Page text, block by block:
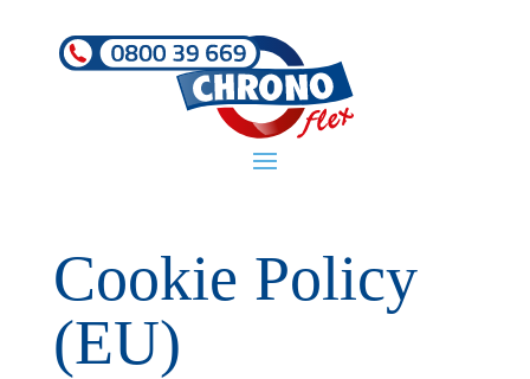
Cookie Policy
(EU)